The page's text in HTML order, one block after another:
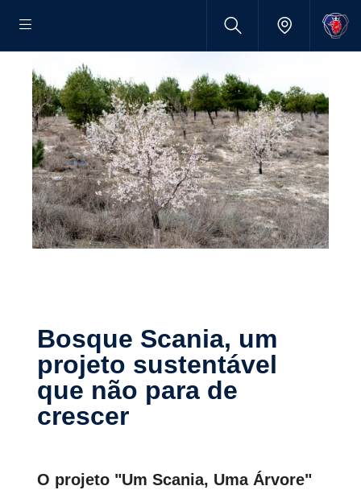
Bosque Scania, um
projeto susten­tável
que não para de
crescer
O projeto "Um Scania, Uma Árvore"